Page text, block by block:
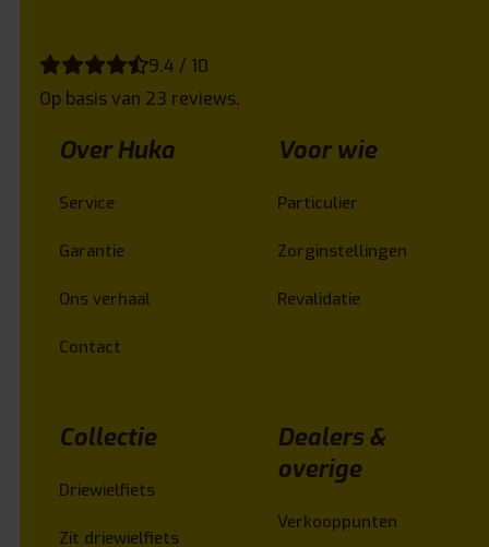
9.4 / 10
Op basis van 23 reviews.
Over Huka
Service
Garantie
Ons verhaal
Contact
Voor wie
Particulier
Zorginstellingen
Revalidatie
Collectie
Driewielfiets
Zit driewielfiets
Dealers &
overige
Verkooppunten